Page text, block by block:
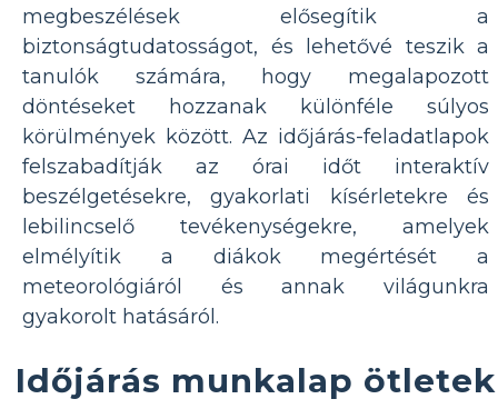
megbeszélések elősegítik a
biztonságtudatosságot, és lehetővé teszik a
tanulók számára, hogy megalapozott
döntéseket hozzanak különféle súlyos
körülmények között. Az időjárás-feladatlapok
felszabadítják az órai időt interaktív
beszélgetésekre, gyakorlati kísérletekre és
lebilincselő tevékenységekre, amelyek
elmélyítik a diákok megértését a
meteorológiáról és annak világunkra
gyakorolt ​​hatásáról.
Időjárás munkalap ötletek